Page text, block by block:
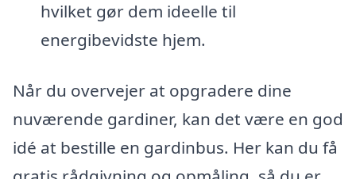
hvilket gør dem ideelle til
energibevidste hjem.
Når du overvejer at opgradere dine
nuværende gardiner, kan det være en god
idé at bestille en gardinbus. Her kan du få